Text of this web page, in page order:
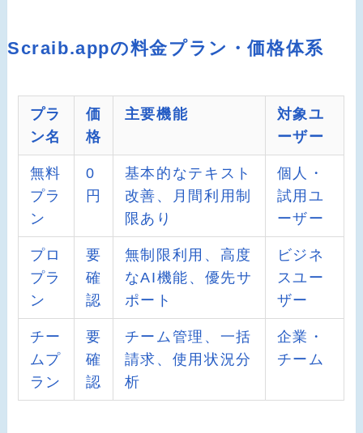
Scraib.appの料金プラン・価格体系
プラ
ン名
価
格
主要機能
対象ユ
ーザー
無料
プラ
ン
0
円
基本的なテキスト
改善、月間利用制
限あり
個人・
試用ユ
ーザー
プロ
プラ
ン
要
確
認
無制限利用、高度
なAI機能、優先サ
ポート
ビジネ
スユー
ザー
チー
ムプ
ラン
要
確
認
チーム管理、一括
請求、使用状況分
析
企業・
チーム